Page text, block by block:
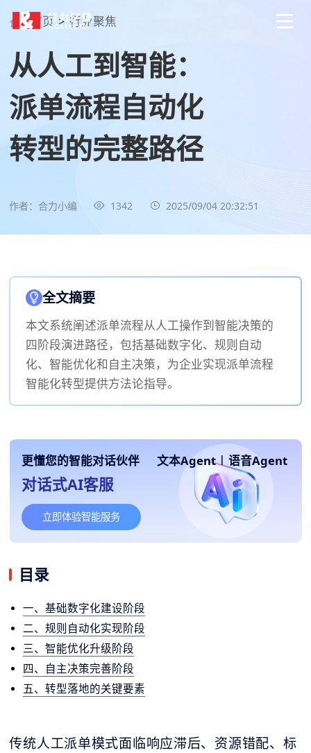
首页 > 行业聚焦
从人工到智能：
派单流程自动化
转型的完整路径
作者：合力小编 1342 2025/09/04 20:32:51
全文摘要
本文系统阐述派单流程从人工操作到智能决策的
四阶段演进路径，包括基础数字化、规则自动
化、智能优化和自主决策，为企业实现派单流程
智能化转型提供方法论指导。
更懂您的智能对话伙伴 文本Agent | 语音Agent
对话式AI客服
立即体验智能服务
目录
一、基础数字化建设阶段
二、规则自动化实现阶段
三、智能优化升级阶段
四、自主决策完善阶段
五、转型落地的关键要素
传统人工派单模式面临响应滞后、资源错配、标